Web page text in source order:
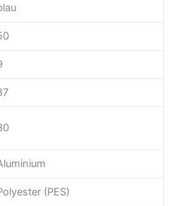
(PES)